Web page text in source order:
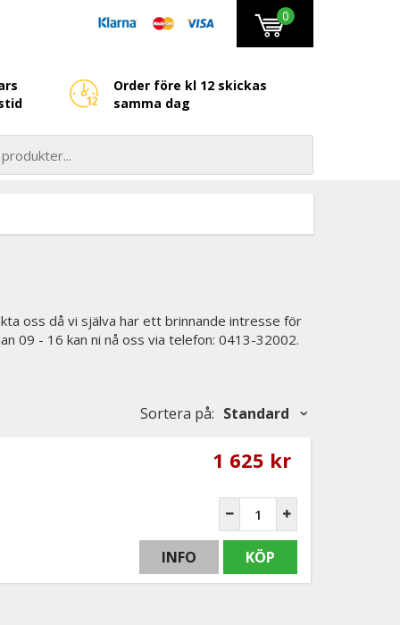
0
Order före kl 12 skickas
samma dag
oss då vi själva har ett brinnande intresse för
09 - 16 kan ni nå oss via telefon: 0413-32002.
Sortera på: Standard
1 625 kr
INFO KÖP